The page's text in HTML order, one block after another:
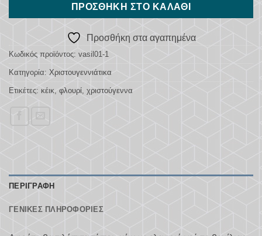
ΠΡΟΣΘΉΚΗ ΣΤΟ ΚΑΛΆΘΙ
Προσθήκη στα αγαπημένα
Κωδικός προϊόντος: vasil01-1
Κατηγορία: Χριστουγεννιάτικα
Ετικέτες: κέικ φλουρί χριστούγεννα
ΠΕΡΙΓΡΑΦΉ
ΓΕΝΙΚΈΣ ΠΛΗΡΟΦΟΡΊΕΣ